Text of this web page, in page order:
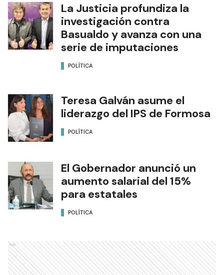
La Justicia profundiza la
investigación contra
Basualdo y avanza con una
serie de imputaciones
POLÍTICA
Teresa Galván asume el
liderazgo del IPS de Formosa
POLÍTICA
El Gobernador anunció un
aumento salarial del 15%
para estatales
POLÍTICA
Ads